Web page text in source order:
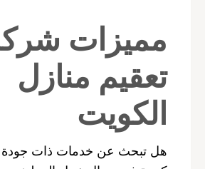
مميزات
تعقيم منازل
الكويت
هل تبحث عن خدمات ذات جودة